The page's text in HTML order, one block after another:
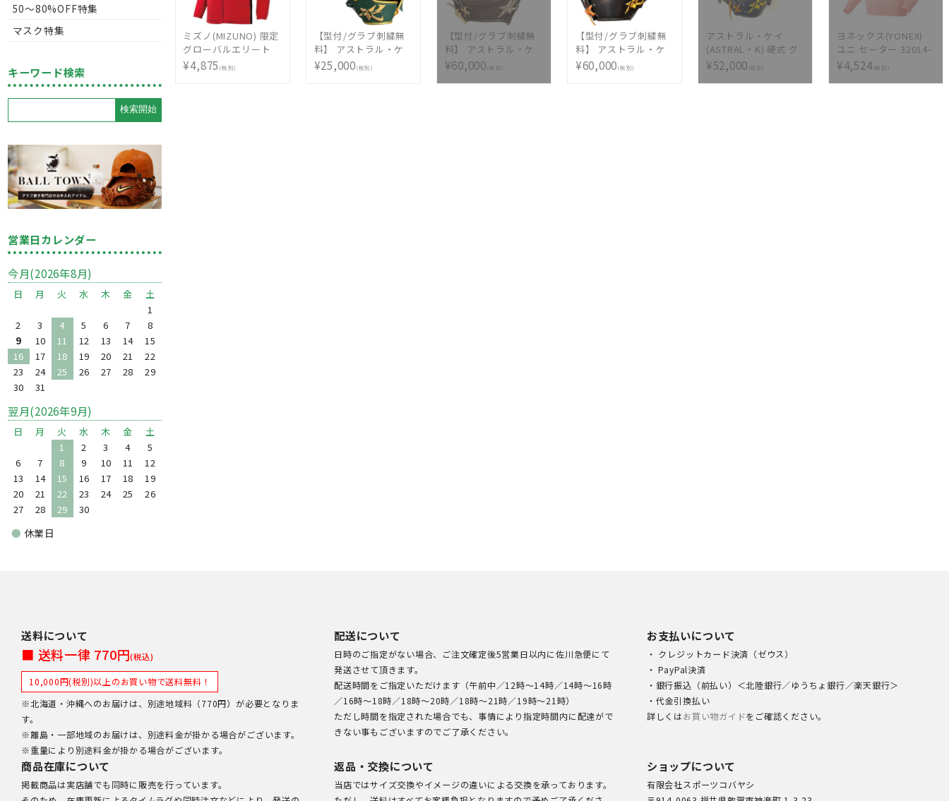
ミズノ(MIZUNO) 限定
グローバルエリート
ムーブフリースジャケ
ット
¥4,875 (税別)
【型付/グラブ刺繍無
料】 アストラル・ケ
イ(ASTRAL・K) 少年
軟式 グラブ オールラ
¥25,000(税別)
【型付/グラブ刺繍無
料】 アストラル・ケ
イ(ASTRAL・K) 硬式
グラブ 内野手用 KRD
¥60,000(税別)
【型付/グラブ刺繍無
料】 アストラル・ケ
イ(ASTRAL・K) 硬式
グラブ 内野手用 KRD
¥60,000(税別)
アストラル・ケイ
(ASTRAL・K) 硬式 グ
ラブ 捕手用 インディ
ゴブラック 天然皮革
¥52,000(税別)
ヨネックス(YONEX)
ユニ セーター 32014-
454
¥4,524(税別)
50〜80%OFF特集
マスク特集
キーワード検索
営業日カレンダー
今月(2026年8月)
日 月 火 水 木 金
土
1
2
3 4 5 6 7
8
9
10 11 12 13 14
15
16
17 18 19 20 21
22
23
24 25 26 27 28
29
30
31
翌月(2026年9月)
日 月 火 水 木 金
土
1
2 3 4
5
6
7 8 9 10 11
12
13
14 15 16 17 18
19
20
21 22 23 24 25
26
27
28 29 30
● 休業日
送料について
■ 送料一律 770円(税込)
10,000円(税別)以上のお買い物で送料無料！
※北海道・沖縄へのお届けは、別途地域料（770円）が必要となりま
す。
※離島・一部地域のお届けは、別途料金が掛かる場合がございます。
※重量により別途料金が掛かる場合がございます。
配送について
日時のご指定がない場合、ご注文確定後5営業日以内に佐川急便にて
発送させて頂きます。
配送時間をご指定いただけます（午前中／12時～14時／14時～16時
／16時～18時／18時～20時／18時～21時／19時～21時）
ただし時間を指定された場合でも、事情により指定時間内に配達がで
きない事もございますのでご了承ください。
お支払いについて
・ クレジットカード決済（ゼウス）
・ PayPal決済
・銀行振込（前払い）＜北陸銀行／ゆうちょ銀行／楽天銀行＞
・代金引換払い
詳しくはお買い物ガイドをご確認ください。
商品在庫について
掲載商品は実店舗でも同時に販売を行っています。
返品・交換について
当店ではサイズ交換やイメージの違いによる交換を承っております。
ショップについて
有限会社スポーツコバヤシ